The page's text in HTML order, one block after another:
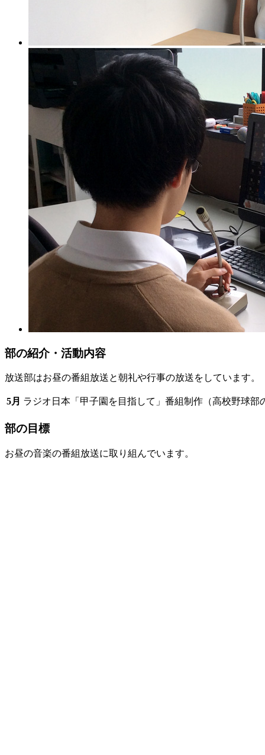
部の紹介・活動内容
放送部はお昼の番組放送と朝礼や行事の放送をしています。
5月 ラジオ日本「甲子園を目指して」番組制作（高校野球部
部の目標
お昼の音楽の番組放送に取り組んでいます。